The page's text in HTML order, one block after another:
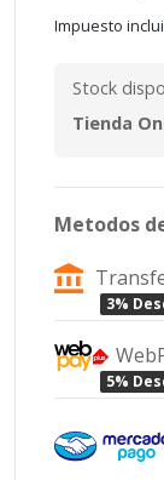
Impuesto
Stock
Tienda
Metodos
3%
5%